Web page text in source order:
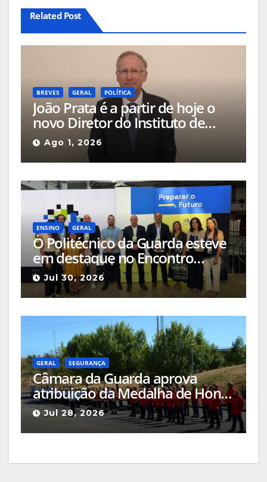
Related Post
BREVES GERAL POLÍTICA
João Prata é a partir de hoje o
novo Diretor do Instituto de
Emprego e Formação
Profissional da Guarda
Ago 1, 2026
ENSINO GERAL
O Politécnico da Guarda esteve
em destaque no Encontro
Ciência e Inovação 2026 com
seleção de três sessões
científicas
Jul 30, 2026
GERAL SEGURANÇA
Câmara da Guarda aprova
atribuição da Medalha de Honra
de Grau Ouro à Associação
Humanitária de Bombeiros
Voluntários da Guarda
Jul 28, 2026